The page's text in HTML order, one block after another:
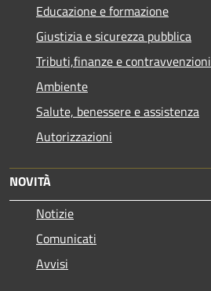
Educazione e formazione
Giustizia e sicurezza pubblica
Tributi,finanze e contravvenzioni
Ambiente
Salute, benessere e assistenza
Autorizzazioni
NOVITÀ
Notizie
Comunicati
Avvisi